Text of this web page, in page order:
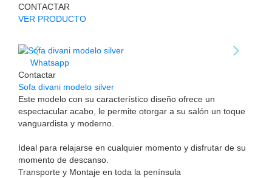
CONTACTAR
VER PRODUCTO
Whatsapp
Contactar
Sofa divani modelo silver
Este modelo con su característico diseño ofrece un
espectacular acabo, le permite otorgar a su salón un toque
vanguardista y moderno.
Ideal para relajarse en cualquier momento y disfrutar de su
momento de descanso.
Transporte y Montaje en toda la península